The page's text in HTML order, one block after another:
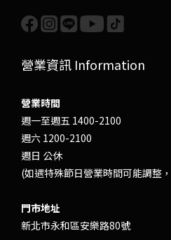
營業資訊 Information
營業時間
週一至週五 1400-2100
週六 1200-2100
週日 公休
(如遇特殊節日營業時間可能調整
門市地址
新北市永和區安樂路80號